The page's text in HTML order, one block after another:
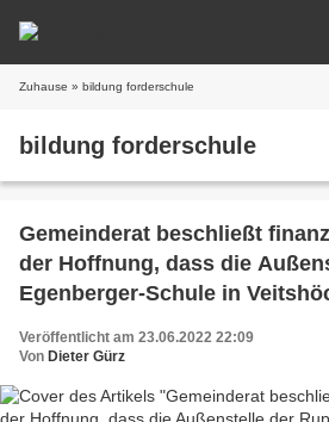
Zuhause » bildung forderschule
bildung forderschule
Gemeinderat beschließt
der Hoffnung, dass die
Egenberger-Schule in
Veröffentlicht am 23.06.2022 22:09
Von Dieter Gürz